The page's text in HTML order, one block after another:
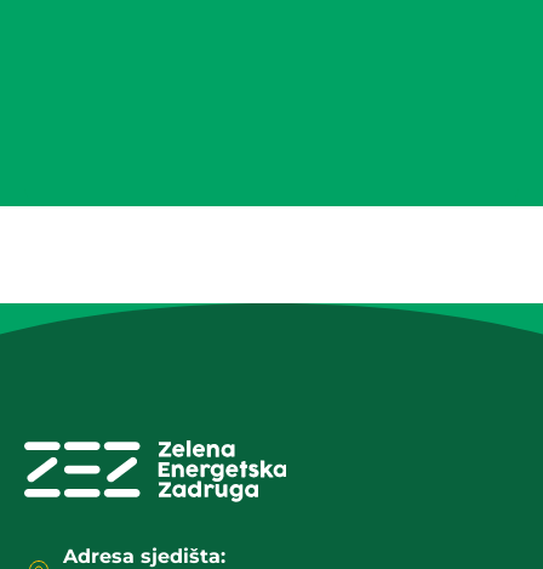
Adresa sjedišta: